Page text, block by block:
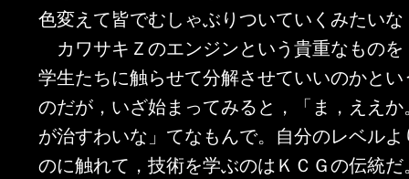
色変えて皆でむしゃぶりついていくみたい
カワサキＺのエンジンという貴重なもの
学生たちに触らせて分解させていいのかと
のだが，いざ始まってみると，「ま，ええ
が治すわいな」てなもんで。自分のレベル
のに触れて，技術を学ぶのはＫＣＧの伝統